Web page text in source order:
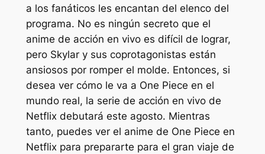
a los fanáticos les encantan del elenco del
programa. No es ningún secreto que el
anime de acción en vivo es difícil de lograr,
pero Skylar y sus coprotagonistas están
ansiosos por romper el molde. Entonces, si
desea ver cómo le va a One Piece en el
mundo real, la serie de acción en vivo de
Netflix debutará este agosto. Mientras
tanto, puedes ver el anime de One Piece en
Netflix para prepararte para el gran viaje de